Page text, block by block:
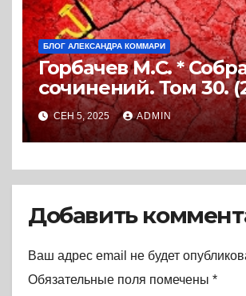
БЛОГ АЛЕКСАНДРА КОММАРИ
Горбачев М.С. *
сочинений. Том 30.
Книга
СЕН 5, 2025 ADMIN
Добавить
Ваш адрес email не будет
Обязательные поля помечены *